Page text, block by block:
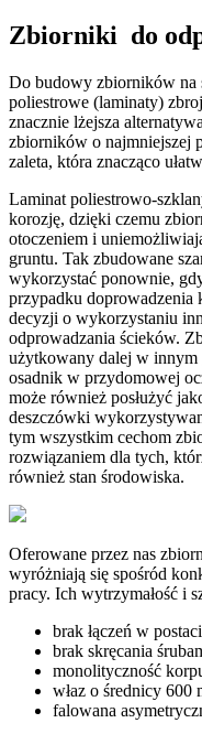
Zbiorniki do
Do budowy zbiorników na
poliestrowe (laminaty)
znacznie lżejsza
zbiorników o najmniejszej
zaleta, która znacząco
Laminat poliestrowo-
korozję, dzięki czemu
otoczeniem i
gruntu. Tak zbudowane
wykorzystać ponownie,
przypadku doprowadzenia
decyzji o wykorzystaniu
odprowadzania ścieków.
użytkowany dalej w
osadnik w przydomowej
może również posłużyć
deszczówki
tym wszystkim cechom
rozwiązaniem dla tych,
również stan środowiska.
Oferowane przez nas
wyróżniają się spośród
pracy. Ich wytrzymałość i
brak łączeń w
brak skręcania
monolityczność
właz o średnicy 600
falowana